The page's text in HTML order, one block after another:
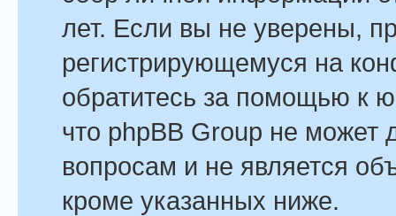
лет. Если вы не уверены,
регистрирующемуся на
обратитесь за помощью к
что phpBB Group не может
вопросам и не является
кроме указанных ниже.